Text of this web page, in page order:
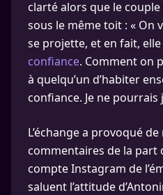
clarté alors que le
sous le même toit : « On
se projette, et en fait,
confiance. Comment on
à quelqu’un d’habiter
confiance. Je ne pourrais
L’échange a provoqué
commentaires de la part
compte Instagram de
saluent l’attitude